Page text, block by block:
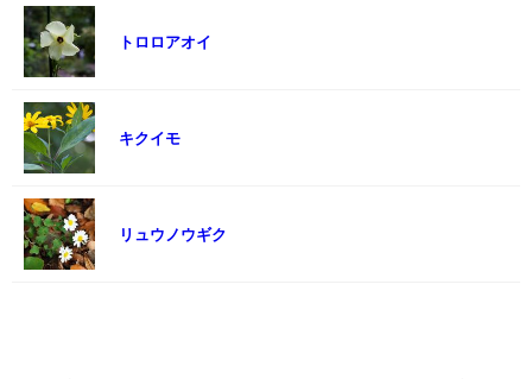
トロロアオイ
キクイモ
リュウノウギク